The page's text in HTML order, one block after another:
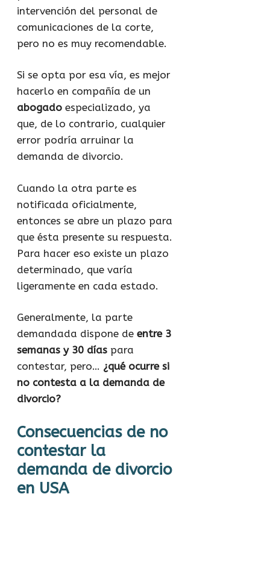
intervención del personal de
comunicaciones de la corte,
pero no es muy recomendable.
Si se opta por esa vía, es mejor
hacerlo en compañía de un
abogado especializado, ya
que, de lo contrario, cualquier
error podría arruinar la
demanda de divorcio.
Cuando la otra parte es
notificada oficialmente,
entonces se abre un plazo para
que ésta presente su respuesta.
Para hacer eso existe un plazo
determinado, que varía
ligeramente en cada estado.
Generalmente, la parte
demandada dispone de entre 3
semanas y 30 días para
contestar, pero… ¿qué ocurre si
no contesta a la demanda de
divorcio?
Consecuencias de no
contestar la
demanda de divorcio
en USA